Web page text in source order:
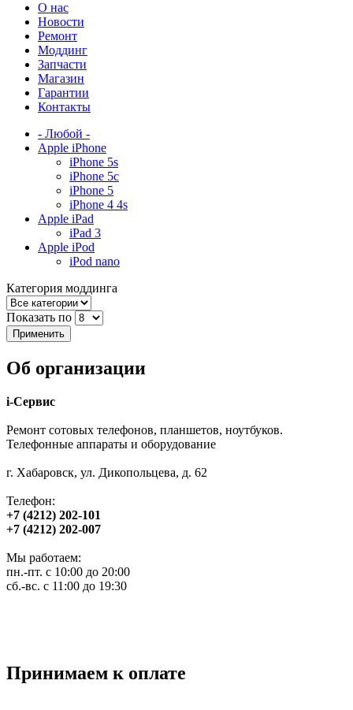
О нас
Новости
Ремонт
Моддинг
Запчасти
Магазин
Гарантии
Контакты
- Любой -
Apple iPhone
iPhone 5s
iPhone 5c
iPhone 5
iPhone 4 4s
Apple iPad
iPad 3
Apple iPod
iPod nano
Категория моддинга
Показать по
Об организации
i-Сервис
Ремонт сотовых телефонов, планшетов, ноутбуков.
Телефонные аппараты и оборудование
г. Хабаровск, ул. Дикопольцева, д. 62
Телефон:
+7 (4212) 202-101
+7 (4212) 202-007
Мы работаем:
пн.-пт. с 10:00 до 20:00
сб.-вс. с 11:00 до 19:30
Принимаем к оплате